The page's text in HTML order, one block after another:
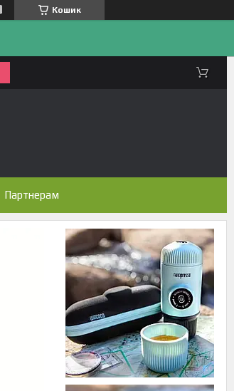
Кошик
Партнерам